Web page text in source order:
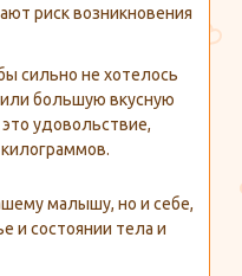
риск возникновения
сильно не хотелось
большую вкусную
удовольствие,
малышу, но и себе,
и состоянии тела и